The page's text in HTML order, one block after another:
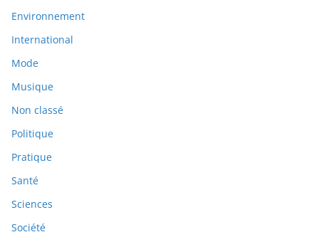
Environnement
International
Mode
Musique
Non classé
Politique
Pratique
Santé
Sciences
Société